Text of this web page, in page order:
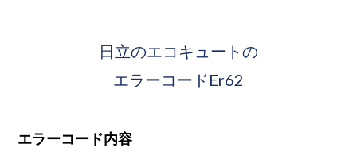
日立のエコキュートの
エラーコードEr62
エラーコード内容